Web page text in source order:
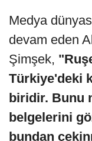
Medya
devam eden
Şimşek,
Türkiye'deki
biridir. Bunu
belgelerini
bundan